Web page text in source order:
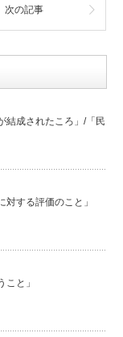
次の記事
結成されたころ」/「民
する評価のこと」
と」